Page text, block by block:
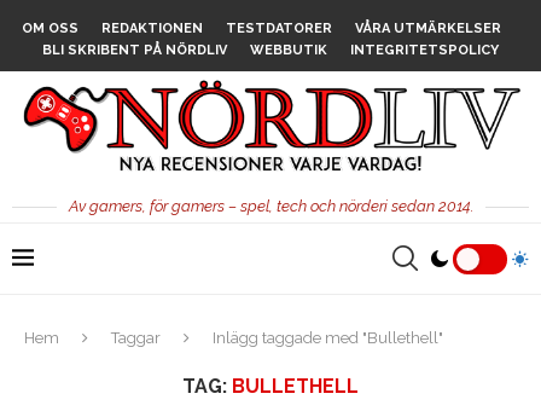
OM OSS REDAKTIONEN TESTDATORER
VÅRA UTMÄRKELSER
BLI SKRIBENT PÅ NÖRDLIV
WEBBUTIK INTEGRITETSPOLICY
Av gamers, för gamers – spel, tech och nörderi sedan 2014.
Hem Taggar Inlägg taggade med "Bullethell"
TAG: BULLETHELL